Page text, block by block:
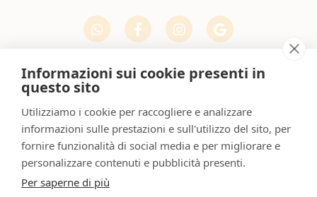
Dove siamo
Sede operativa
Via Alessandria 78
Informazioni sui cookie presenti in
questo sito
Utilizziamo i cookie per raccogliere e analizzare
informazioni sulle prestazioni e sull'utilizzo del sito, per
fornire funzionalità di social media e per migliorare e
personalizzare contenuti e pubblicità presenti.
Per saperne di più